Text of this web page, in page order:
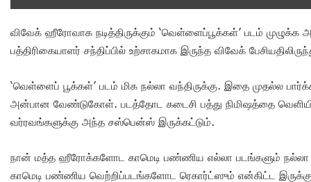
விவேக் ஹீரோவாக நடித்திருக்கும் ‘வெள்ளைப்பூக்கள்’ படம் முழுக்க
பத்திரிகையாளர் சந்திப்பில் உற்சாகமாக இருந்த விவேக்
‘வெள்ளைப் பூக்கள்’ படம் மிக நல்லா வந்திருக்கு. இதை முதல்ல
அன்பான வேண்டுகோள். படத்தோட கடைசி பத்து நிமிஷத்தை
வர்ரவங்களுக்கு அந்த சஸ்பென்ஸ் இருக்கட்டும்.
நான் மத்த ஹீரோக்களோட காமெடி பண்ணிய எல்லா படங்களும் நல்லா
காமெடி பண்ணிய வெற்றிப்படங்களோட ரெகார்ட்ஸும் என்கிட்ட